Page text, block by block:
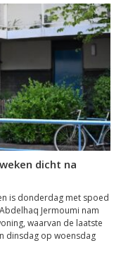
dicht na
is donderdag met spoed
Jermoumi nam
waarvan de laatste
dinsdag op woensdag